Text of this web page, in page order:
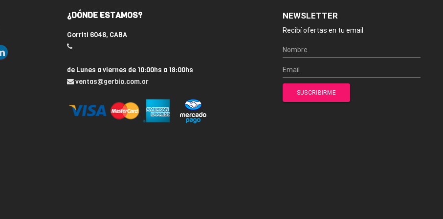
¿DÓNDE ESTAMOS?
Gorriti 6046, CABA
de Lunes a viernes de 10:00hs a 18:00hs
ventas@gerbio.com.ar
NEWSLETTER
Recibí ofertas en tu email